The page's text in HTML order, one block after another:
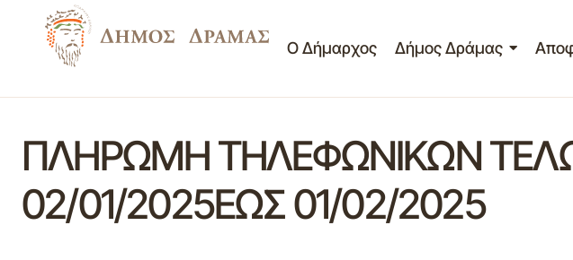
Ο Δήμαρχος Δήμος Δράμας
ΠΛΗΡΩΜΗ ΤΗΛΕΦΩΝΙΚΩΝ
02/01/2025ΕΩΣ 01/02/2025